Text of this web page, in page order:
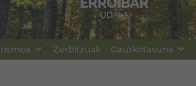
Zerbitzuak Gaurkotasuna